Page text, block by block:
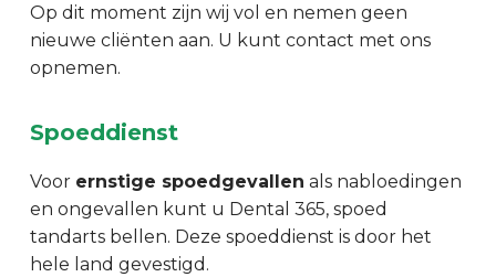
Op dit moment zijn wij vol en nemen geen
nieuwe cliënten aan. U kunt contact met ons
opnemen.
Spoeddienst
Voor ernstige spoedgevallen als nabloedingen
en ongevallen kunt u Dental 365, spoed
tandarts bellen. Deze spoeddienst is door het
hele land gevestigd.